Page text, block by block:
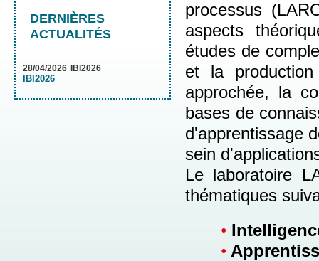
processus
aspects
études de
et la
approchée, la
bases de
d'apprentissage
sein
Le laboratoire
thématiques
•
•
DERNIÈRES
ACTUALITÉS
28/04/2026 IBI2026
IBI2026